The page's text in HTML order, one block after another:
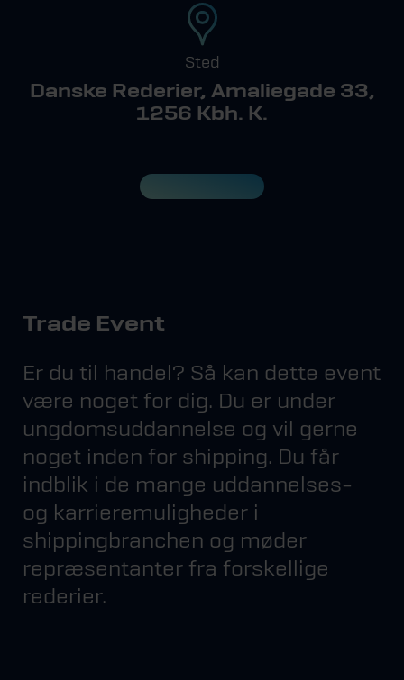
Sted
Danske Rederier, Amaliegade 33,
1256 Kbh. K.
Trade Event
Er du til handel? Så kan dette event
være noget for dig. Du er under
ungdomsuddannelse og vil gerne
noget inden for shipping. Du får
indblik i de mange uddannelses-
og karrieremuligheder i
shippingbranchen og møder
repræsentanter fra forskellige
rederier.